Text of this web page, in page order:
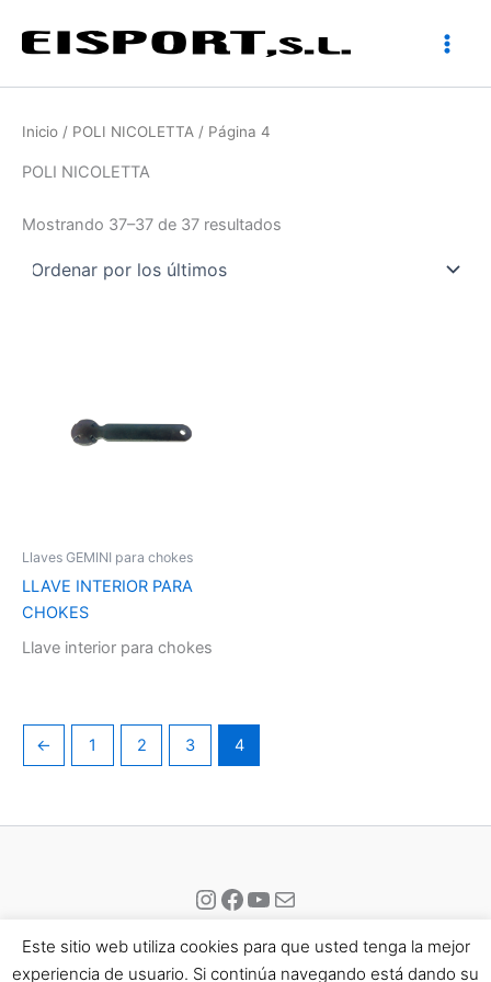
Inicio / POLI NICOLETTA / Página 4
POLI NICOLETTA
Mostrando 37–37 de 37 resultados
Llaves GEMINI para chokes
LLAVE INTERIOR PARA
CHOKES
Llave interior para chokes
← 1 2 3 4
Instagram
Facebook
YouTube
Correo electrónico
Este sitio web utiliza cookies para que usted tenga la mejor
experiencia de usuario. Si continúa navegando está dando su